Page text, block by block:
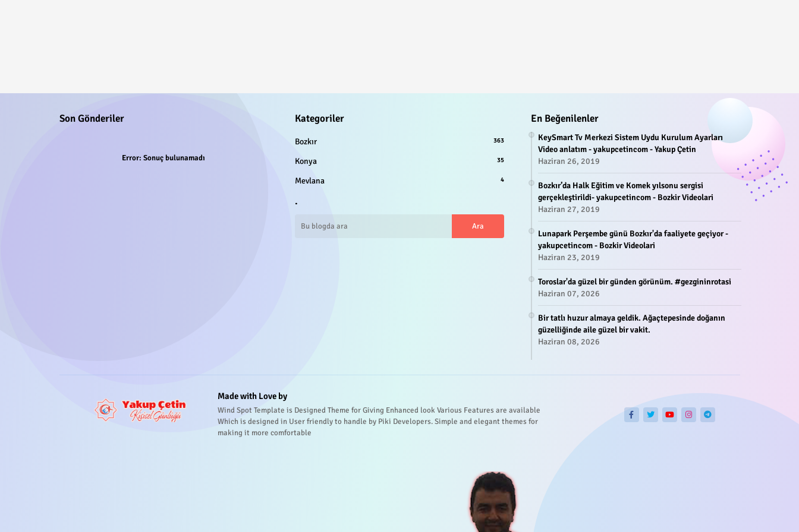
Son Gönderiler
Error: Sonuç bulunamadı
Kategoriler
Bozkır 363
Konya 35
Mevlana 4
.
En Beğenilenler
KeySmart Tv Merkezi Sistem Uydu Kurulum Ayarları
Video anlatım - yakupcetincom - Yakup Çetin
Haziran 26, 2019
Bozkır’da Halk Eğitim ve Komek yılsonu sergisi
gerçekleştirildi- yakupcetincom - Bozkir Videolari
Haziran 27, 2019
Lunapark Perşembe günü Bozkır'da faaliyete geçiyor -
yakupcetincom - Bozkir Videolari
Haziran 23, 2019
Toroslar'da güzel bir günden görünüm. #gezgininrotasi
Haziran 07, 2026
Bir tatlı huzur almaya geldik. Ağaçtepesinde doğanın
güzelliğinde aile güzel bir vakit.
Haziran 08, 2026
Made with Love by
Wind Spot Template is Designed Theme for Giving Enhanced look Various Features are available
Which is designed in User friendly to handle by Piki Developers. Simple and elegant themes for
making it more comfortable